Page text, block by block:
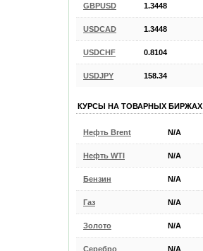
GBPUSD 1.3448
USDCAD 1.3448
USDCHF 0.8104
USDJPY 158.34
КУРСЫ НА ТОВАРНЫХ БИРЖАХ
Нефть Brent N/A
Нефть WTI N/A
Бензин N/A
Газ N/A
Золото N/A
Серебро N/A